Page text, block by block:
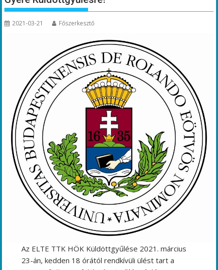
2021-03-21 Főszerkesztő
Az ELTE TTK HÖK Küldöttgyűlése 2021. március
23-án, kedden 18 órától rendkívüli ülést tart a